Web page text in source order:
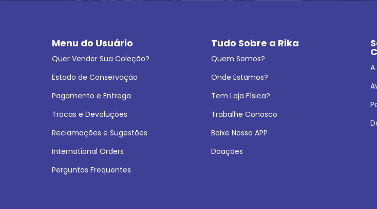
Menu do Usuário
Quer Vender Sua Coleção?
Estado de Conservação
Pagamento e Entrega
Trocas e Devoluções
Reclamações e Sugestões
International Orders
Perguntas Frequentes
Tudo Sobre a Rika
Quem Somos?
Onde Estamos?
Tem Loja Física?
Trabalhe Conosco
Baixe Nosso APP
Doações